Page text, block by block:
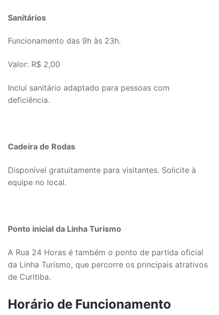
Sanitários
Funcionamento das 9h às 23h.
Valor: R$ 2,00
Inclui sanitário adaptado para pessoas com
deficiência.
Cadeira de Rodas
Disponível gratuitamente para visitantes. Solicite à
equipe no local.
Ponto inicial da Linha Turismo
A Rua 24 Horas é também o ponto de partida oficial
da Linha Turismo, que percorre os principais atrativos
de Curitiba.
Horário de Funcionamento